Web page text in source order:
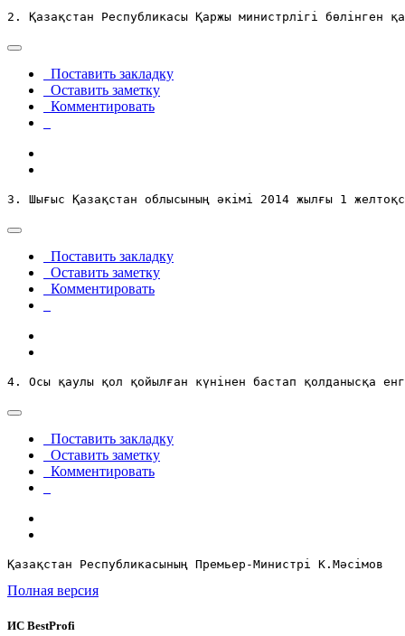
2. Қазақстан Республикасы Қаржы министрлігі бөлінген
Поставить закладку
Оставить заметку
Комментировать
3. Шығыс Қазақстан облысының әкімі 2014 жылғы 1
Поставить закладку
Оставить заметку
Комментировать
4. Осы қаулы қол қойылған күнінен бастап қолданысқа
Поставить закладку
Оставить заметку
Комментировать
Қазақстан Республикасының Премьер-Министрі К.Мәсімов
Полная версия
ИС BestProfi